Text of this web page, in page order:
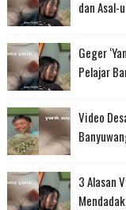
dan Asal-
Geger
Pelajar
Video
3 Alasan